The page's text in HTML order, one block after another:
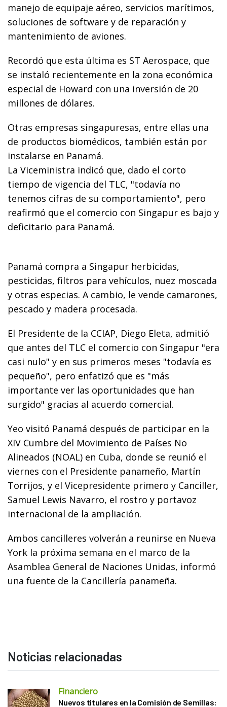
manejo de equipaje aéreo, servicios marítimos,
soluciones de software y de reparación y
mantenimiento de aviones.
Recordó que esta última es ST Aerospace, que
se instaló recientemente en la zona económica
especial de Howard con una inversión de 20
millones de dólares.
Otras empresas singapuresas, entre ellas una
de productos biomédicos, también están por
instalarse en Panamá.
La Viceministra indicó que, dado el corto
tiempo de vigencia del TLC, "todavía no
tenemos cifras de su comportamiento", pero
reafirmó que el comercio con Singapur es bajo y
deficitario para Panamá.
Panamá compra a Singapur herbicidas,
pesticidas, filtros para vehículos, nuez moscada
y otras especias. A cambio, le vende camarones,
pescado y madera procesada.
El Presidente de la CCIAP, Diego Eleta, admitió
que antes del TLC el comercio con Singapur "era
casi nulo" y en sus primeros meses "todavía es
pequeño", pero enfatizó que es "más
importante ver las oportunidades que han
surgido" gracias al acuerdo comercial.
Yeo visitó Panamá después de participar en la
XIV Cumbre del Movimiento de Países No
Alineados (NOAL) en Cuba, donde se reunió el
viernes con el Presidente panameño, Martín
Torrijos, y el Vicepresidente primero y Canciller,
Samuel Lewis Navarro, el rostro y portavoz
internacional de la ampliación.
Ambos cancilleres volverán a reunirse en Nueva
York la próxima semana en el marco de la
Asamblea General de Naciones Unidas, informó
una fuente de la Cancillería panameña.
Noticias relacionadas
Financiero
Nuevos titulares en la Comisión de Semillas: